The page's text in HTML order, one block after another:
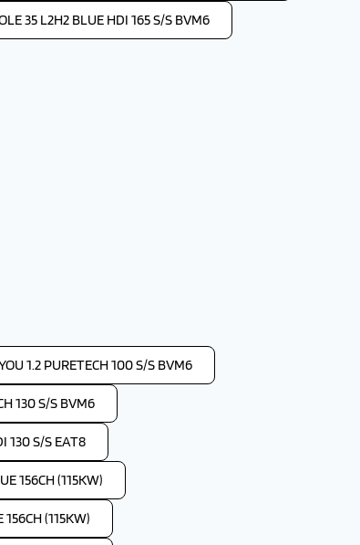
35 L2H2 BLUE HDI 165 S/S BVM6
1.2 PURETECH 100 S/S BVM6
130 S/S BVM6
130 S/S EAT8
156CH (115KW)
(115KW)